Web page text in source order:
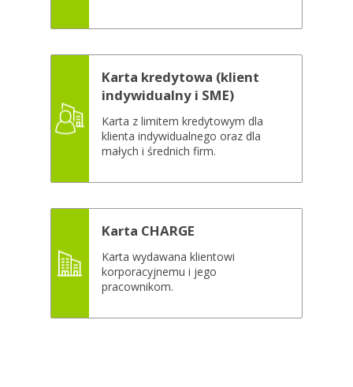
Karta kredytowa (klient
indywidualny i SME)
Karta z limitem kredytowym dla
klienta indywidualnego oraz dla
małych i średnich firm.
Karta CHARGE
Karta wydawana klientowi
korporacyjnemu i jego
pracownikom.